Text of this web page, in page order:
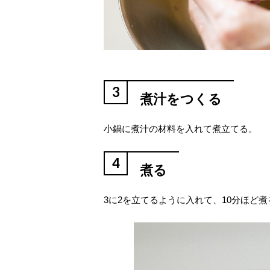
3 煮汁をつくる
小鍋に煮汁の材料を入れて煮立てる。
4 煮る
3に2を立てるように入れて、10分ほど煮